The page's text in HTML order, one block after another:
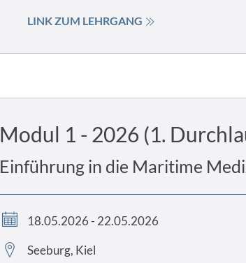
LINK ZUM LEHRGANG
Modul 1 - 2026 (1.
Einführung in die Maritime
18.05.2026 - 22.05.2026
Seeburg, Kiel